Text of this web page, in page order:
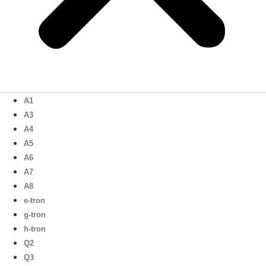
A1
A3
A4
A5
A6
A7
A8
e-tron
g-tron
h-tron
Q2
Q3